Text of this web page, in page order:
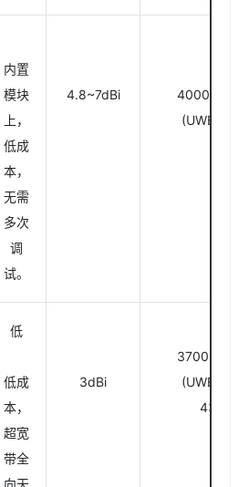
内置
模块
上，
低成
本，
无需
多次
调
试。
4.8~7dBi
4000-
(UWB模块
低
低成
本，
超宽
带全
向天
3dBi
3700-
(UWB模块